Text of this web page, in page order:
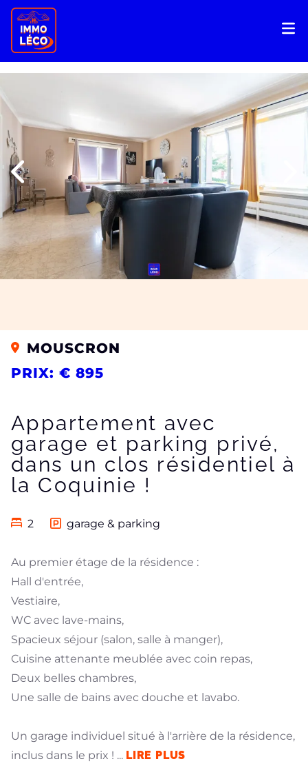
MOUSCRON
PRIX: € 895
Appartement avec
garage et parking privé,
dans un clos résidentiel à
la Coquinie !
2 garage & parking
Au premier étage de la résidence :
Hall d'entrée,
Vestiaire,
WC avec lave-mains,
Spacieux séjour (salon, salle à manger),
Cuisine attenante meublée avec coin repas,
Deux belles chambres,
Une salle de bains avec douche et lavabo.
Un garage individuel situé à l'arrière de la résidence,
inclus dans le prix ! ... LIRE PLUS